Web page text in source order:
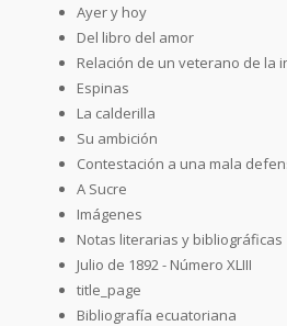
Ayer y hoy
Del libro del amor
Relación de un veterano de la
Espinas
La calderilla
Su ambición
Contestación a una mala
A Sucre
Imágenes
Notas literarias y bibliográficas
Julio de 1892 - Número XLIII
title_page
Bibliografía ecuatoriana